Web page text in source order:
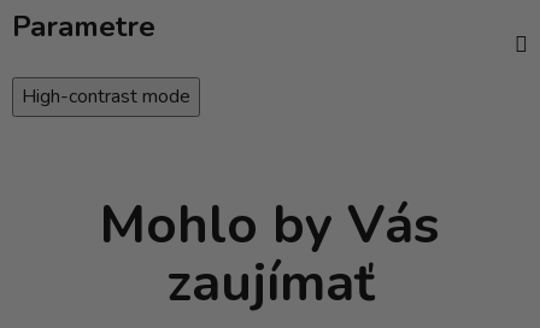
Parametre
High-contrast mode
Mohlo by Vás
zaujímať